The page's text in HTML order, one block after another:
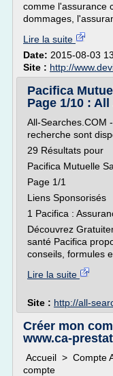
comme l'assurance
dommages,
Lire la suite
Date: 2015-08-03
Site : http://
Pacifica
Page 1/10 : All
All-Searches.COM
recherche sont
29 Résultats pour
Pacifica Mutuelle
Page 1/1
Liens Sponsorisés
1 Pacifica :
Découvrez
santé Pacifica
conseils, formules
Lire la suite
Site : http://all-
Créer mon
www.ca-
Accueil > Compte
compte